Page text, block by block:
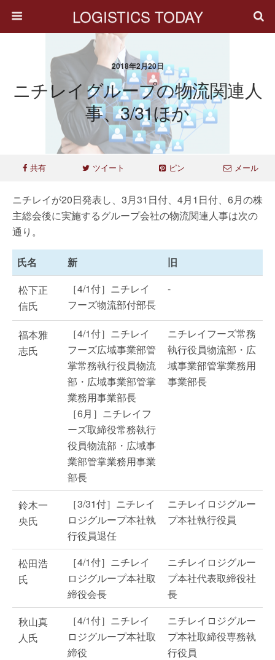
LOGISTICS TODAY
2018年2月20日
ニチレイグループの物流関連人
事、3/31ほか
共有 ツイート ピン メール
ニチレイが20日発表し、3月31日付、4月1日付、6月の株
主総会後に実施するグループ会社の物流関連人事は次の
通り。
氏名 新
旧
松下正
信氏
［4/1付］ニチレイ
フーズ物流部付部長
-
福本雅
志氏
［4/1付］ニチレイ
フーズ広域事業部管
掌常務執行役員物流
部・広域事業部管掌
業務用事業部長
［6月］ニチレイフ
ーズ取締役常務執行
役員物流部・広域事
業部管掌業務用事業
部長
ニチレイフーズ常務
執行役員物流部・広
域事業部管掌業務用
事業部長
鈴木一
央氏
［3/31付］ニチレイ
ロジグループ本社執
行役員退任
ニチレイロジグルー
プ本社執行役員
松田浩
氏
［4/1付］ニチレイ
ロジグループ本社取
締役会長
ニチレイロジグルー
プ本社代表取締役社
長
秋山真
人氏
［4/1付］ニチレイ
ロジグループ本社取
締役
ニチレイロジグルー
プ本社取締役専務執
行役員